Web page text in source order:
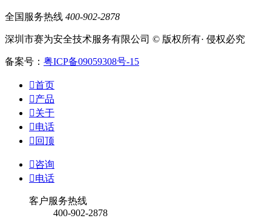
全国服务热线 400-902-2878
深圳市赛为安全技术服务有限公司 © 版权所有· 侵权必究
备案号： 粤ICP备09059308号-15
首页
产品
关于
电话
 回顶
咨询
电话
客户服务热线
400-902-2878